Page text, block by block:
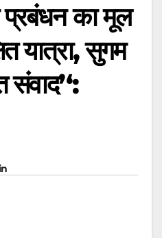
प्रबंधन का मूल
यात्रा, सुगम